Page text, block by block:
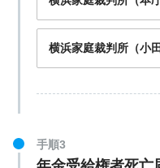
〒258-8502 神奈
横浜家庭裁判所（小
手順3